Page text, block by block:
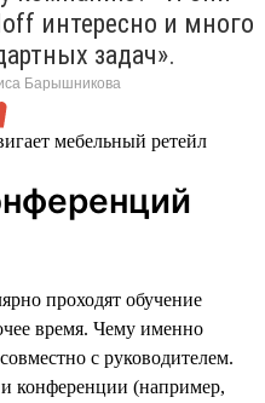
интересно и много
задач».
Барышникова
проходят обучение
время. Чему именно
с руководителем.
конференции (например,